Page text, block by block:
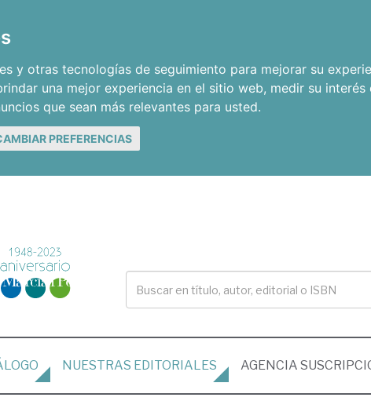
y otras tecnologías de seguimiento para mejorar su
una mejor experiencia en el sitio web, medir su
que sean más relevantes para usted.
PREFERENCIAS
NUESTRAS EDITORIALES AGENCIA